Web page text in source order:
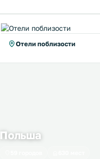
Отели поблизости
Польша